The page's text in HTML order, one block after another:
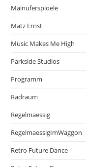
Mainuferspioele
Matz Ernst
Music Makes Me High
Parkside Studios
Programm
Radraum
Regelmaessig
RegelmaessigImWaggon
Retro Future Dance